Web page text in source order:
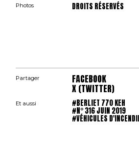
Photos DROITS RÉSERVÉS
Partager FACEBOOK
X (TWITTER)
Et aussi #BERLIET 770 KEH
#N° 316 JUIN 2019
#VÉHICULES